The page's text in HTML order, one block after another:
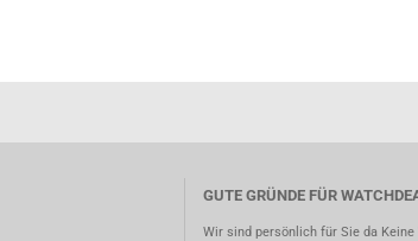
GUTE GRÜNDE FÜR
Wir sind persönlich für Sie da